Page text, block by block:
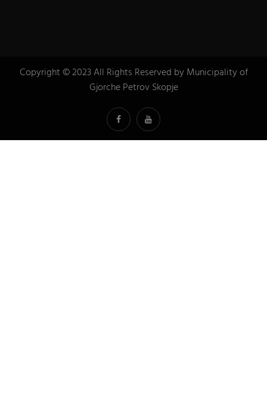
Copyright © 2023 All Rights Reserved by Municipality of
Gjorche Petrov Skopje